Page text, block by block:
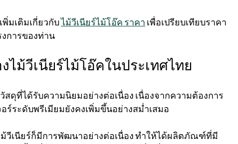
มเติมเกี่ยวกับ ไม้วีเนียร์ไม้โอ๊ค ราคา เพื่อเปรียบเทียบราคา
การของท่าน
ม้วีเนียร์ไม้โอ๊คในประเทศไทย
สดุที่ได้รับความนิยมอย่างต่อเนื่อง เนื่องจากความต้องการ
ระดับพรีเมียมยังคงเพิ่มขึ้นอย่างสม่ำเสมอ
วีเนียร์ก็มีการพัฒนาอย่างต่อเนื่อง ทำให้ได้ผลิตภัณฑ์ที่มี